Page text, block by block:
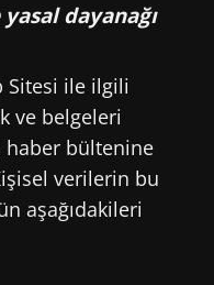
dayanağı
Sitesi ile ilgili
ve belgeleri
haber bültenine
verilerin bu
aşağıdakileri